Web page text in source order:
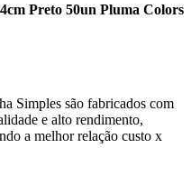
Preto 50un Pluma Colors
Simples são fabricados com
e alto rendimento,
a melhor relação custo x